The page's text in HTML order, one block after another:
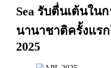
Sea รับตื่นเต้นใน
นานาชาติครั้งแร
2025